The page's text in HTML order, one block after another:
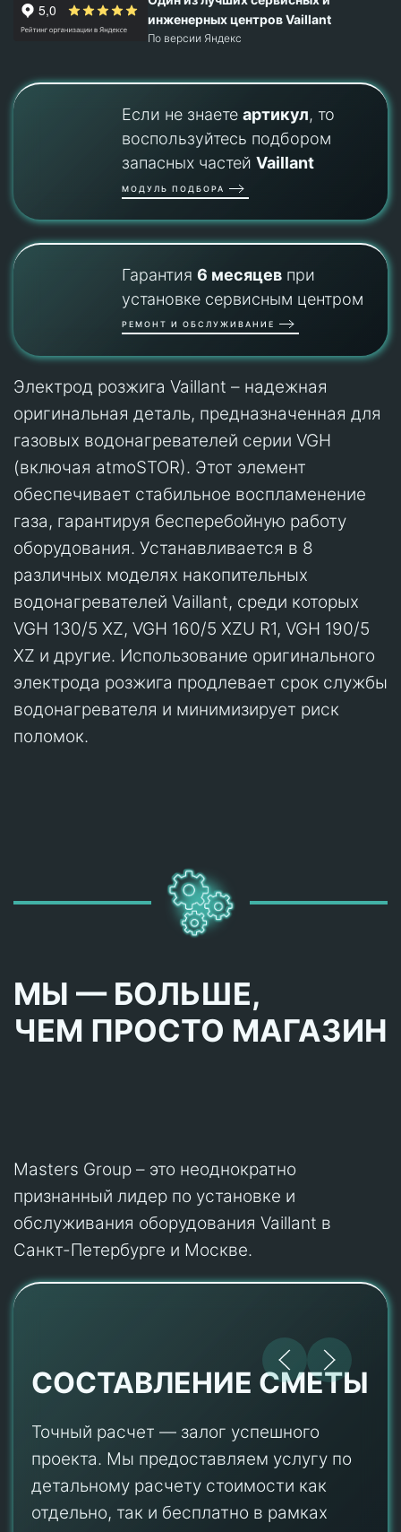
инженерных центров Vaillant
По версии Яндекс
Если не знаете артикул, то
воспользуйтесь подбором
запасных частей Vaillant
МОДУЛЬ ПОДБОРА
Гарантия 6 месяцевпри
установке сервисным центром
РЕМОНТ И ОБСЛУЖИВАНИЕ
Электрод розжига Vaillant – надежная
оригинальная деталь, предназначенная для
газовых водонагревателей серии VGH
(включая atmoSTOR). Этот элемент
обеспечивает стабильное воспламенение
газа, гарантируя бесперебойную работу
оборудования. Устанавливается в 8
различных моделях накопительных
водонагревателей Vaillant, среди которых
VGH 130/5 XZ, VGH 160/5 XZU R1, VGH 190/5
XZ и другие. Использование оригинального
электрода розжига продлевает срок службы
водонагревателя и минимизирует риск
поломок.
МЫ — БОЛЬШЕ,
ЧЕМ ПРОСТО МАГАЗИН
Masters Group – это неоднократно
признанный лидер по установке и
обслуживания оборудования Vaillant в
Санкт-Петербурге и Москве.
СОСТАВЛЕНИЕ СМЕТЫ
Точный расчет — залог успешного
проекта. Мы предоставляем услугу по
детальному расчету стоимости как
отдельно, так и бесплатно в рамках